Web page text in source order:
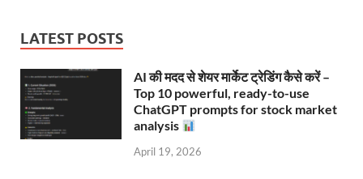
LATEST POSTS
AI की मदद से शेयर मार्केट ट्रेडिंग कैसे करें –
Top 10 powerful, ready-to-use
ChatGPT prompts for stock market
analysis
April 19, 2026